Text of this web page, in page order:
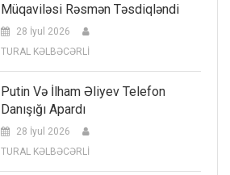
Müqaviləsi Rəsmən Təsdiqləndi
28 İyul 2026
TURAL KƏLBƏCƏRLİ
Putin Və İlham Əliyev Telefon
Danışığı Apardı
28 İyul 2026
TURAL KƏLBƏCƏRLİ